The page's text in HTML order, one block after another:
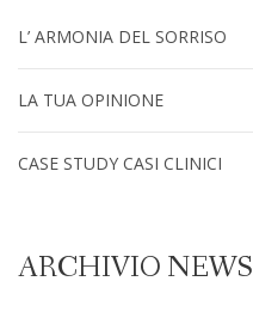
L’ ARMONIA DEL SORRISO
LA TUA OPINIONE
CASE STUDY CASI CLINICI
ARCHIVIO NEWS